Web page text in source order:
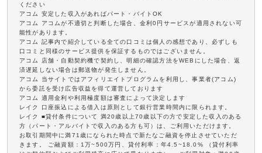
ください
アコム 安定した収入があればパート・バイトOK
アコム アコムが不適切と判断した場合、金利0円サービスが適用されない可
能性があります。
アコム 記事内で紹介している全ての口コミは個人の感想であり、必ずしも
口コミと同様のサービス提供を保証するものではございません。
アコム 店舗・自動契約機で契約し、明細の確認方法をWEBにした場合、返
済遅延しない場合は郵送物が発生しません。
アコム 当サイトではアフィリエイトプログラムを利用し、事業者(アコム)
から委託を受け広告収益を得て運営しております
アコム 適用金利や利用極度額は審査によって決定します
レイク 口座振込による借入は原則として銀行営業時間内に限られます。
レイク ■貸付条件について 満20歳以上70歳以下の方で安定した収入のある
方（パート・アルバイトで収入のある方も可）は、ご利用いただけます。
お取引期間中に満71歳になられた時点で新たなご融資を停止させていただ
きます。 ご融資額：1万~500万円、貸付利率：年4.5~18.0% （貸付利率